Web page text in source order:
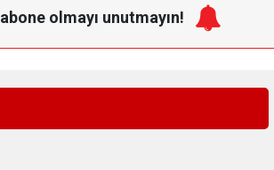
abone olmayı unutmayın!